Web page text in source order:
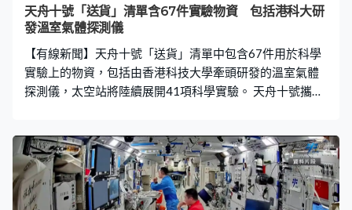
天舟十號「送貨」清單含67件實驗物資 包括港科大研
發溫室氣體探測儀
【有線新聞】天舟十號「送貨」清單中包含67件用於科學
實驗上的物資，包括由香港科技大學牽頭研發的溫室氣體
探測儀，太空站將陸續展開41項科學實驗。 天舟十號攜帶
作的「人工胚胎」，將在太空站構建覆蓋脊椎動物到哺乳
動物的完整太空胚胎研究鏈條。重點開展5項空間生命科學
實驗，主要研究太空環境如何損傷哺乳動物早期胚胎、失
重環境下骨骼丟失和心肌變化的調控機制等關鍵問題，為